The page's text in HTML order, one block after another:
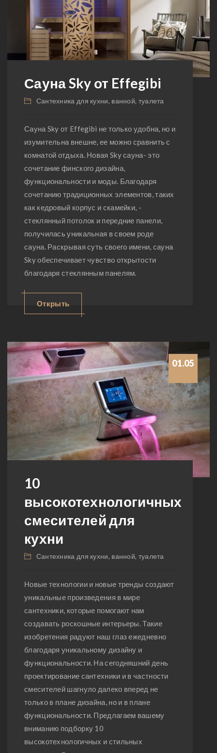
Сауна Sky от Effegibi
Сантехника для кухни, ванной, туалета
Сауна Sky от Effegibi не только удобна, но и
изумительна внешне, ее можно сравнить с
комнатой отдыха. Новая Sky сауна- это
сочетание финского дизайна,
функциональности и моды. Благодаря
сочетанию традиционных элементов, таких
как кедровый корпус и скамейки, -
стеклянный потолок и передние панели,
получилась уникальная в своем роде
сауна. Раскрывая суть своего имени, сауна
Sky обеспечивает чувство открытости
благодаря стеклянным панелям.
Открыть
01.05
10
высокотехнологичных
смесителей для
кухни
Сантехника для кухни, ванной, туалета
Новые технологии и новые тренды создают
уникальные произведения в мире
сантехники, которые помогают нам
создавать роскошные интерьеры. Такие
изобретения радуют наш глаз ежедневно
благодаря уникальному дизайну и
функциональности. На сегодняшний день
проектирование сантехники и в частности
смесителей шагнуло далеко вперед не
только в плане дизайна, но и в плане
функциональности. Предлагаем вашему
вниманию подборку 10
высокотехнологичных и стильных